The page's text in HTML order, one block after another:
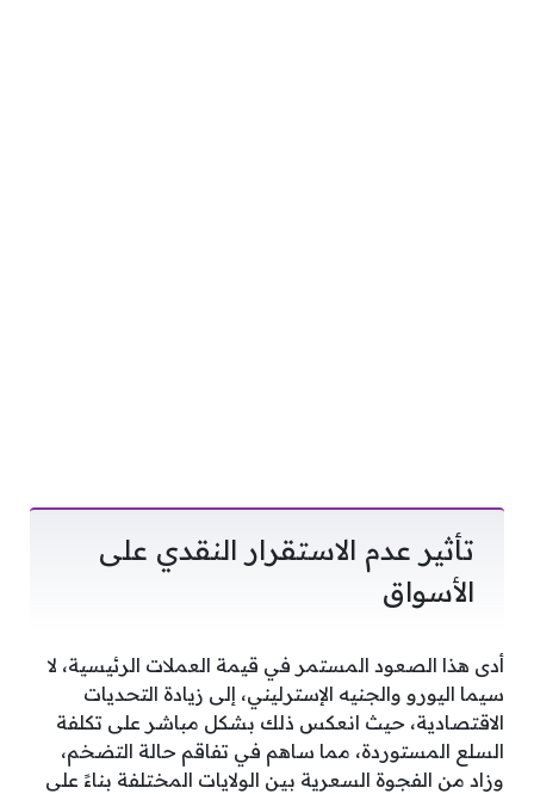
تأثير عدم الاستقرار النقدي على
الأسواق
أدى هذا الصعود المستمر في قيمة العملات الرئيسية، لا
سيما اليورو والجنيه الإسترليني، إلى زيادة التحديات
الاقتصادية، حيث انعكس ذلك بشكل مباشر على تكلفة
السلع المستوردة، مما ساهم في تفاقم حالة التضخم،
وزاد من الفجوة السعرية بين الولايات المختلفة بناءً على